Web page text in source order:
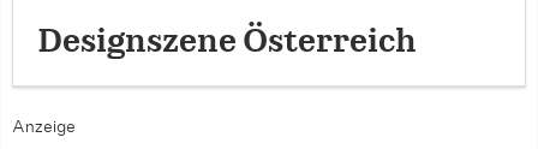
Designszene Österreich
Anzeige